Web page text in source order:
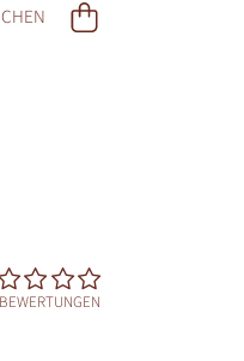
WARENKORB